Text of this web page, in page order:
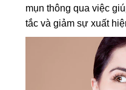
mụn thông qua việc
tắc và giảm sự xuất